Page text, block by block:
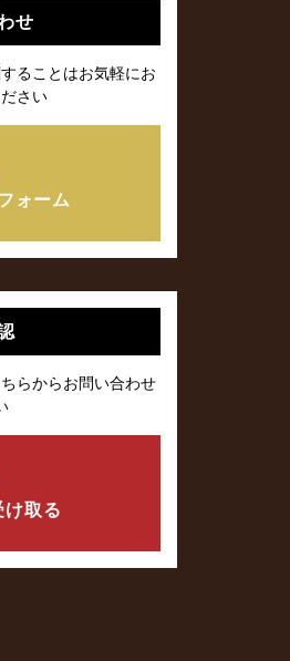
せ
ることはお気軽にお
さい
ォーム
らからお問い合わせ
け取る